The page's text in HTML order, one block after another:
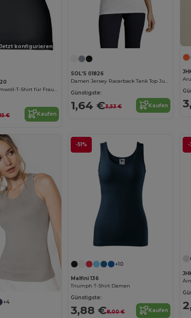
konfigurieren!
Ärmelloses Baumwoll-T-Shirt für Frauen
€ Kaufen
SOL'S 01826
Damen Jersey Racerback Tank Top Justin
Günstigste:
1,64 €3,53 € Kaufen
+4
-51%
+10
Malfini 136
Triumph T-Shirt Damen
Günstigste:
3,88 €8,00 € Kaufen
-